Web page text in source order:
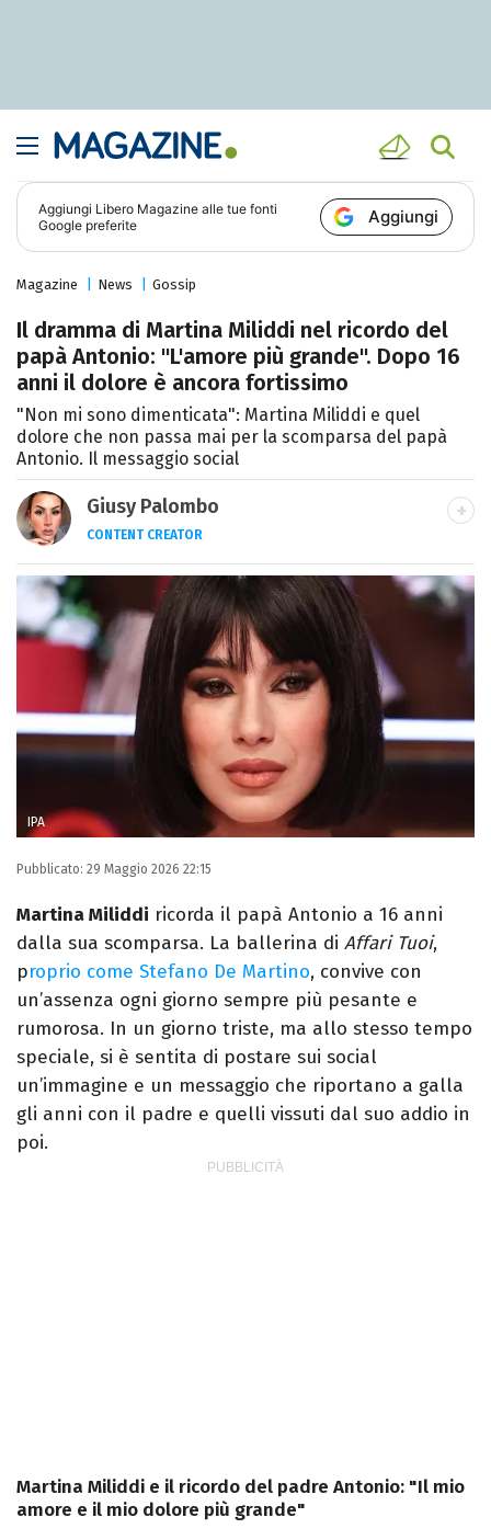
Aggiungi Libero Magazine alle tue fonti
Google preferite
Aggiungi
Magazine News Gossip
Il dramma di Martina Miliddi nel ricordo del
papà Antonio: "L'amore più grande". Dopo 16
anni il dolore è ancora fortissimo
"Non mi sono dimenticata": Martina Miliddi e quel
dolore che non passa mai per la scomparsa del papà
Antonio. Il messaggio social
Giusy Palombo
CONTENT CREATOR
LINKEDIN
INSTAGRAM ALTRI SITI
Giornalista e content creator. Racconto
cultura pop e spettacolo tra articoli e
video, con uno stile diretto e autoriale.
IPA
Pubblicato: 29 Maggio 2026 22:15
Martina Miliddi ricorda il papà Antonio a 16 anni
dalla sua scomparsa. La ballerina di Affari Tuoi,
proprio come Stefano De Martino, convive con
un’assenza ogni giorno sempre più pesante e
rumorosa. In un giorno triste, ma allo stesso tempo
speciale, si è sentita di postare sui social
un’immagine e un messaggio che riportano a galla
gli anni con il padre e quelli vissuti dal suo addio in
poi.
Martina Miliddi e il ricordo del padre Antonio: "Il mio
amore e il mio dolore più grande"